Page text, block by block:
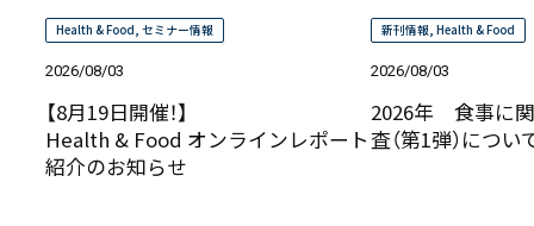
Health & Food セミナー情報
2026/08/03
【8月19日開催！】
Health & Food オンラインレポート
紹介のお知らせ
新刊情報 ,Health & Food
2026/08/03
2026年 食事に関
査（第1弾）につ